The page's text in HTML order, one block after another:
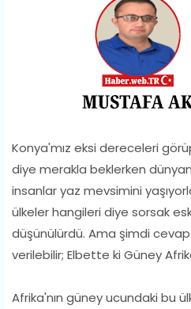
Konya'mız eksi dereceleri
diye merakla beklerken
insanlar yaz mevsimini
ülkeler hangileri diye sorsak
düşünülürdü. Ama şimdi
verilebilir; Elbette ki Güney
Afrika'nın güney ucundaki bu